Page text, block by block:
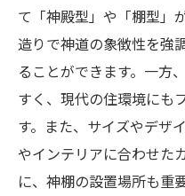
て「神殿型」や「棚型」
造りで神道の象徴性を強
ることができます。一方
すく、現代の住環境にも
す。また、サイズやデザ
やインテリアに合わせた
に、神棚の設置場所も重